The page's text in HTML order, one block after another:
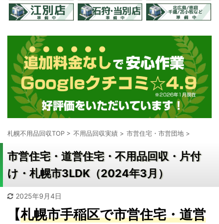
札幌不用品回収TOP > 不用品回収実績 > 市営住宅・市営団地 >
市営住宅・道営住宅・不用品回収・片付
け・札幌市3LDK（2024年3月）
2025年9月4日
【札幌市手稲区で市営住宅・道営